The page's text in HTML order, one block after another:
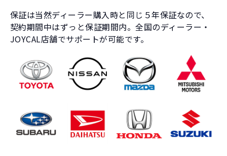
保証は当然ディーラー購入時と同じ５年保証なので、
契約期間中はずっと保証期間内。全国のディーラー・
JOYCAL店舗でサポートが可能です。